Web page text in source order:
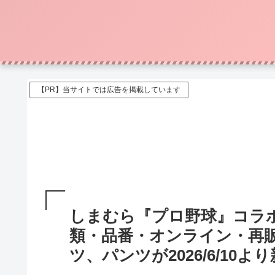
【PR】当サイトでは広告を掲載しています
しまむら『プロ野球』コラ
類・品番・オンライン・再
ツ、パンツが2026/6/10より